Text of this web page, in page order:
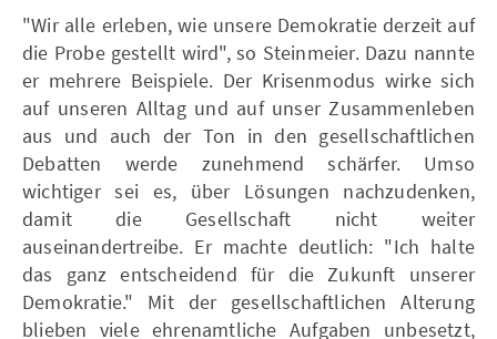
"Wir alle erleben, wie unsere Demokratie derzeit auf
die Probe gestellt wird", so Steinmeier. Dazu nannte
er mehrere Beispiele. Der Krisenmodus wirke sich
auf unseren Alltag und auf unser Zusammenleben
aus und auch der Ton in den gesellschaftlichen
Debatten werde zunehmend schärfer. Umso
wichtiger sei es, über Lösungen nachzudenken,
damit die Gesellschaft nicht weiter
auseinandertreibe. Er machte deutlich: "Ich halte
das ganz entscheidend für die Zukunft unserer
Demokratie." Mit der gesellschaftlichen Alterung
blieben viele ehrenamtliche Aufgaben unbesetzt,